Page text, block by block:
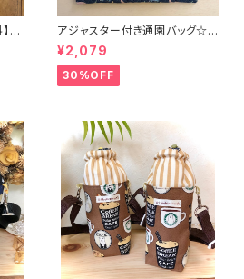
通
アジャスター付き通園バッグ☆3
0×43cm 【恐竜柄】 ★B. 13 男
の子 キルティング 絵本バッ
グ ダイナソー ｜通園通学用
のかわいい巾着袋や入園オーダ
¥2,079
30%OFF